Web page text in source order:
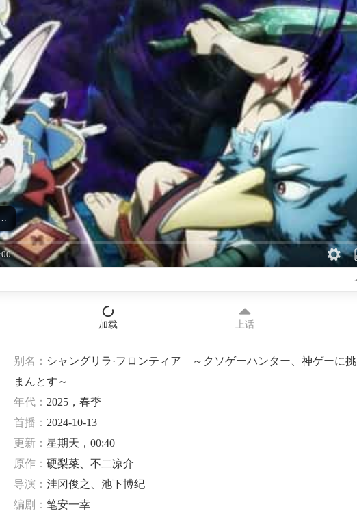
试（第 3/3 次）…
加载 上话
别名： シャングリラ·フロンティア ～クソゲーハンター、神ゲーに挑
まんとす～
年代： 2025，春季
首播： 2024-10-13
更新： 星期天，00:40
原作： 硬梨菜、不二凉介
导演： 洼冈俊之、池下博纪
编剧： 笔安一幸